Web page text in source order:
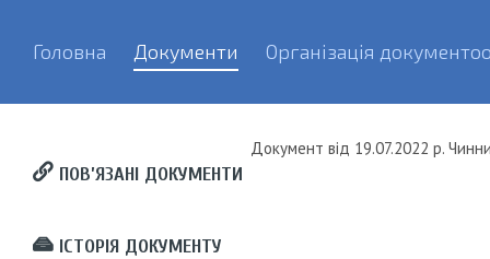
Головна Документи Організація
Документ від 19.07.2022 р.
ПОВ’ЯЗАНІ ДОКУМЕНТИ
ІСТОРІЯ ДОКУМЕНТУ